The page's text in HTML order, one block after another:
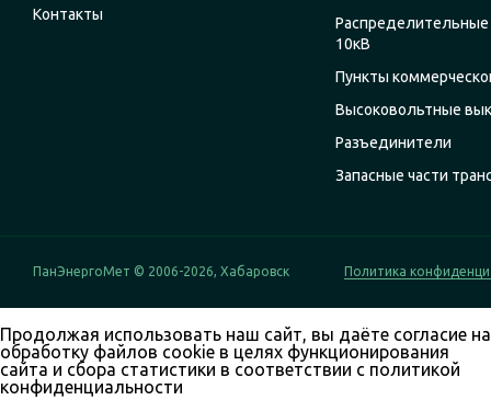
Контакты
Распределительные
10кВ
Пункты
Высоковольтные
Разъединители
Запасные части
ПанЭнергоМет © 2006-2026, Хабаровск Политика
Продолжая использовать наш сайт, вы даёте согласие на
обработку файлов cookie в целях функционирования
сайта и сбора статистики в соответствии с политикой
конфиденциальности